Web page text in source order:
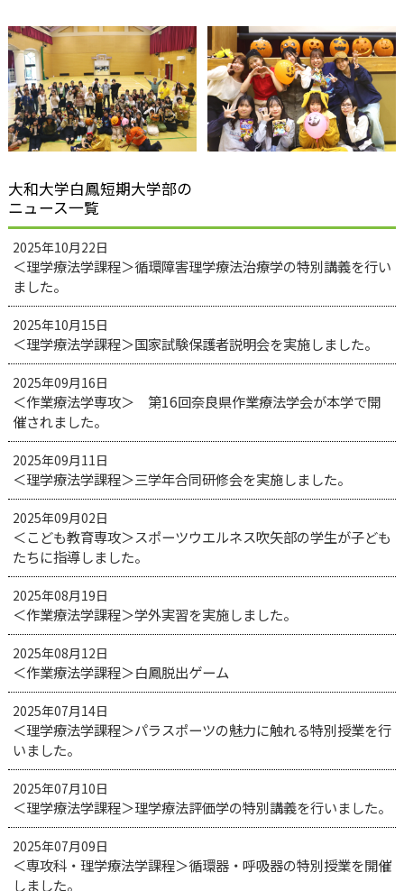
大和大学白鳳短期大学部の
ニュース一覧
2025年10月22日
＜理学療法学課程＞循環障害理学療法治療学の特別講義を行い
ました。
2025年10月15日
＜理学療法学課程＞国家試験保護者説明会を実施しました。
2025年09月16日
＜作業療法学専攻＞ 第16回奈良県作業療法学会が本学で開
催されました。
2025年09月11日
＜理学療法学課程＞三学年合同研修会を実施しました。
2025年09月02日
＜こども教育専攻＞スポーツウエルネス吹矢部の学生が子ども
たちに指導しました。
2025年08月19日
＜作業療法学課程＞学外実習を実施しました。
2025年08月12日
＜作業療法学課程＞白鳳脱出ゲーム
2025年07月14日
＜理学療法学課程＞パラスポーツの魅力に触れる特別授業を行
いました。
2025年07月10日
＜理学療法学課程＞理学療法評価学の特別講義を行いました。
2025年07月09日
＜専攻科・理学療法学課程＞循環器・呼吸器の特別授業を開催
しました。